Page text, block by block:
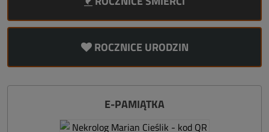
ROCZNICE URODZIN
E-PAMIĄTKA